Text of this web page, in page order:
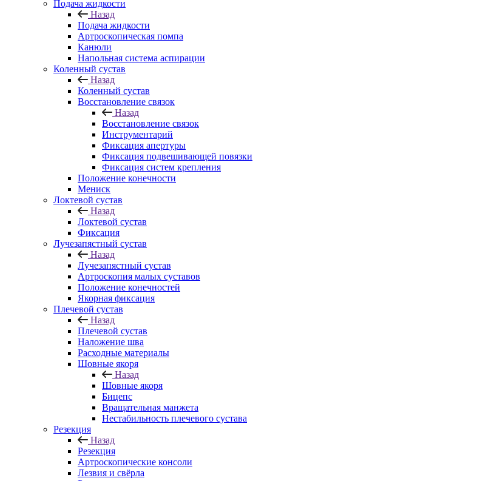
Подача жидкости
Назад
Подача жидкости
Артроскопическая помпа
Канюли
Напольная система аспирации
Коленный сустав
Назад
Коленный сустав
Восстановление связок
Назад
Восстановление связок
Инструментарий
Фиксация апертуры
Фиксация подвешивающей повязки
Фиксация систем крепления
Положение конечности
Мениск
Локтевой сустав
Назад
Локтевой сустав
Фиксация
Лучезапястный сустав
Назад
Лучезапястный сустав
Артроскопия малых суставов
Положение конечностей
Якорная фиксация
Плечевой сустав
Назад
Плечевой сустав
Наложение шва
Расходные материалы
Шовные якоря
Назад
Шовные якоря
Бицепс
Вращательная манжета
Нестабильность плечевого сустава
Резекция
Назад
Резекция
Артроскопические консоли
Лезвия и свёрла